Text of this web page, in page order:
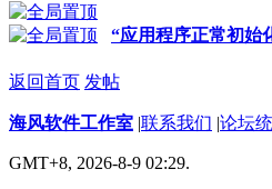
“应用程序正常初始
返回首页 发帖
海风软件工作室 |联系我们 |论坛
GMT+8, 2026-8-9 02:29.